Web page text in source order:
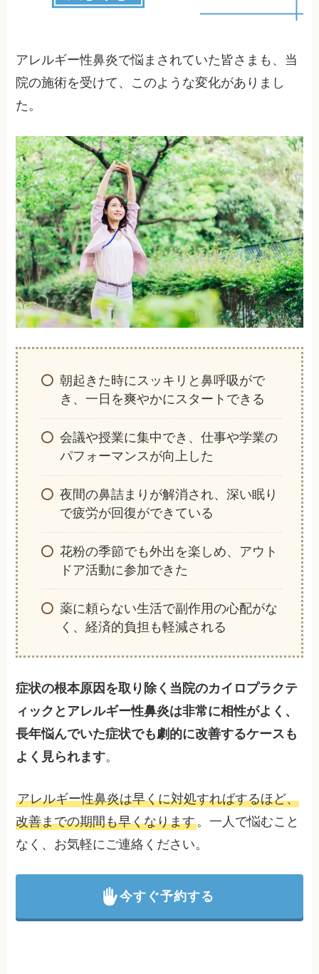
アレルギー性鼻炎で悩まされていた皆さまも、当
院の施術を受けて、このような変化がありまし
た。
朝起きた時にスッキリと鼻呼吸がで
き、一日を爽やかにスタートできる
会議や授業に集中でき、仕事や学業の
パフォーマンスが向上した
夜間の鼻詰まりが解消され、深い眠り
で疲労が回復ができている
花粉の季節でも外出を楽しめ、アウト
ドア活動に参加できた
薬に頼らない生活で副作用の心配がな
く、経済的負担も軽減される
症状の根本原因を取り除く当院のカイロプラクテ
ィックとアレルギー性鼻炎は非常に相性がよく、
長年悩んでいた症状でも劇的に改善するケースも
よく見られます。
アレルギー性鼻炎は早くに対処すればするほど、
改善までの期間も早くなります。一人で悩むこと
なく、お気軽にご連絡ください。
今すぐ予約する